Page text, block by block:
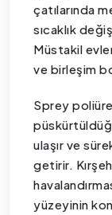
çatılarında
sıcaklık
Müstakil
ve birleşim
Sprey
ulaşır ve
getirir.
yüzeyinin